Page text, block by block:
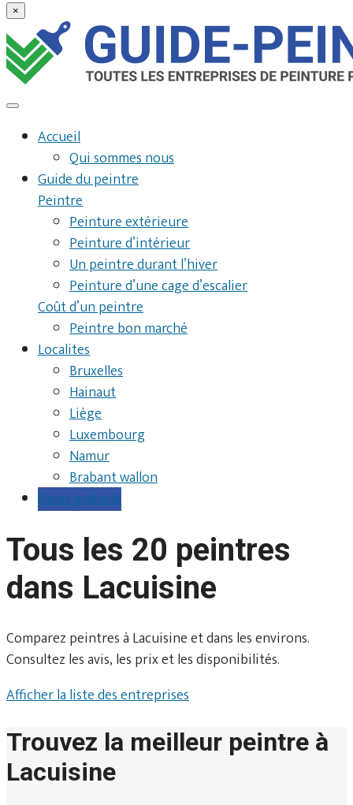
×
Accueil
Qui sommes nous
Guide du peintre
Peintre
Peinture extérieure
Peinture d’intérieur
Un peintre durant l’hiver
Peinture d’une cage d’escalier
Coût d’un peintre
Peintre bon marché
Localites
Bruxelles
Hainaut
Liège
Luxembourg
Namur
Brabant wallon
Devis gratuits
Tous les 20 peintres
dans Lacuisine
Comparez peintres à Lacuisine et dans les environs.
Consultez les avis, les prix et les disponibilités.
Afficher la liste des entreprises
Trouvez la meilleur peintre à
Lacuisine